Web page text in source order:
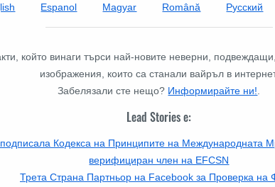
Espanol Magyar Română Русский
който винаги търси най-новите неверни,
изображения, които са станали вайръл в
Забелязали сте нещо? Информирайте ни!
Lead Stories е:
Кодекса на Принципите на Международната
верифициран член на EFCSN
Трета Страна Партньор на Facebook за Проверка на